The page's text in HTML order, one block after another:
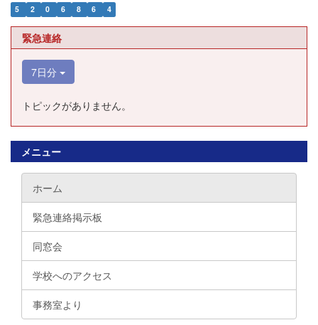
5 2 0 6 8 6 4
緊急連絡
7日分
トピックがありません。
メニュー
ホーム
緊急連絡掲示板
同窓会
学校へのアクセス
事務室より